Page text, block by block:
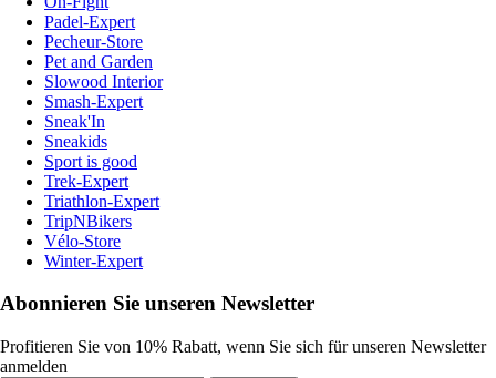
Padel-Expert
Pecheur-Store
Pet and Garden
Slowood Interior
Smash-Expert
Sneak'In
Sneakids
Sport is good
Trek-Expert
Triathlon-Expert
TripNBikers
Vélo-Store
Winter-Expert
Abonnieren Sie unseren Newsletter
Profitieren Sie von 10% Rabatt, wenn Sie sich für unseren Newsletter
anmelden